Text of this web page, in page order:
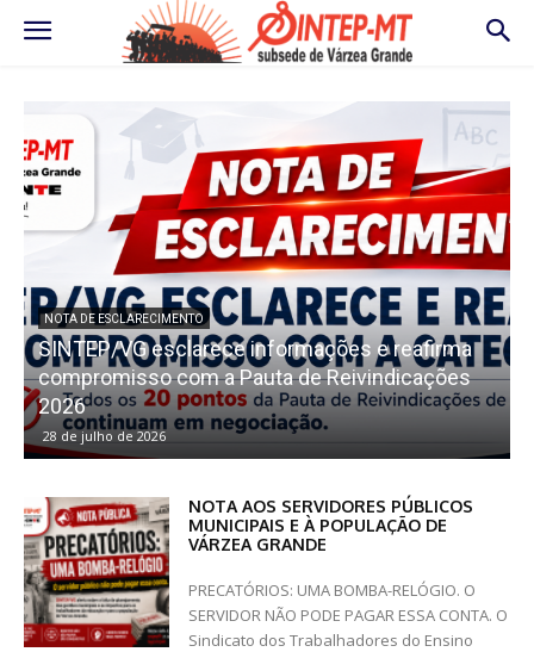
NOTA DE ESCLARECIMENTO
SINTEP/VG esclarece informações e reafirma
compromisso com a Pauta de Reivindicações
2026
28 de julho de 2026
NOTA AOS SERVIDORES PÚBLICOS
MUNICIPAIS E À POPULAÇÃO DE
VÁRZEA GRANDE
PRECATÓRIOS: UMA BOMBA-RELÓGIO. O
SERVIDOR NÃO PODE PAGAR ESSA CONTA. O
Sindicato dos Trabalhadores do Ensino